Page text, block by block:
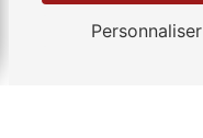
En savoir plus
Personnaliser